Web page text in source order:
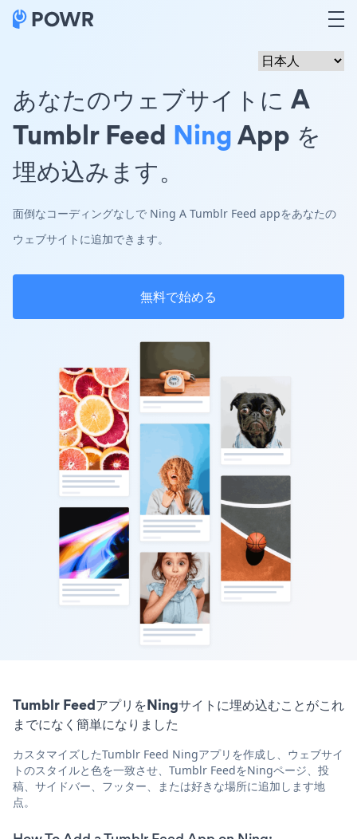
あなたのウェブサイトに A
Tumblr Feed NingApp を
埋め込みます。
面倒なコーディングなしで Ning A Tumblr Feed appをあなたの
ウェブサイトに追加できます。
無料で始める
Tumblr FeedアプリをNingサイトに埋め込むことがこれ
までになく簡単になりました
カスタマイズしたTumblr Feed Ningアプリを作成し、ウェブサイ
トのスタイルと色を一致させ、Tumblr FeedをNingページ、投
稿、サイドバー、フッター、または好きな場所に追加します地
点。